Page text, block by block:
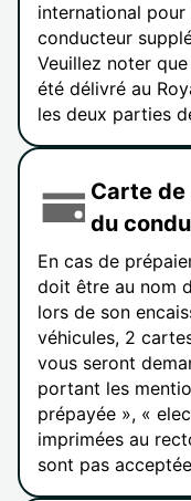
international
conducteur
Veuillez noter
été délivré au
les deux parties
Carte de
du
En cas de
doit être au nom
lors de son
véhicules, 2
vous seront
portant les
prépayée », «
imprimées au
sont pas